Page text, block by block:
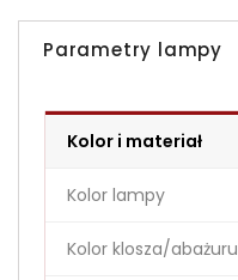
Parametry lampy
Kolor i materiał
Kolor lampy
Kolor klosza/abażuru